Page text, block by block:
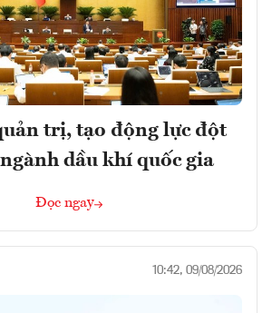
trị, tạo động lực đột
dầu khí quốc gia
Đọc ngay
10:42, 09/08/2026